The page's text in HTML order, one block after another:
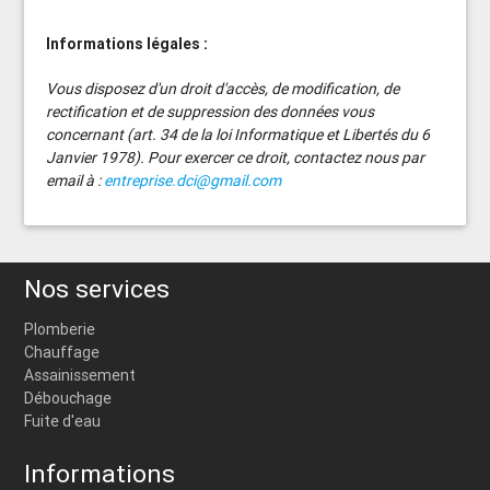
Informations légales :
Vous disposez d'un droit d'accès, de modification, de
rectification et de suppression des données vous
concernant (art. 34 de la loi Informatique et Libertés du 6
Janvier 1978). Pour exercer ce droit, contactez nous par
email à :entreprise.dci@gmail.com
Nos services
Plomberie
Chauffage
Assainissement
Débouchage
Fuite d'eau
Informations